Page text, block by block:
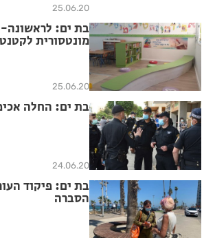
25.06.20
בת ים: לראשונה-
מונטסורית
25.06.20
בת ים: החלה
24.06.20
בת ים: פיקוד
הסברה